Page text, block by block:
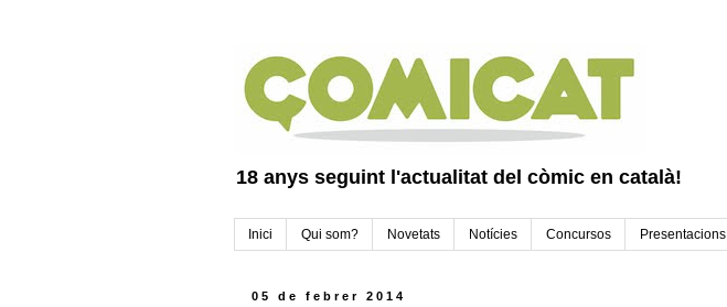
18 anys seguint l'actualitat del còmic en català!
Inici Qui som? Novetats Notícies Concursos Presentacions
05 de febrer 2014